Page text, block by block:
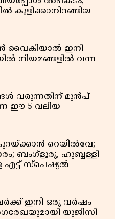
കുളിക്കാനിറങ്ങിയ
വൈകിയാൽ ഇനി
നിയമങ്ങളിൽ വന്ന
വരുന്നതിന് മുൻപ്
ഈ 5 വലിയ
റെയിൽവേ;
ബംഗ്ളൂരു, ഹുബ്ബള്ളി
എട്ട് സ്പെഷ്യൽ
ഇനി ഒരു വർഷം
യുജിസി